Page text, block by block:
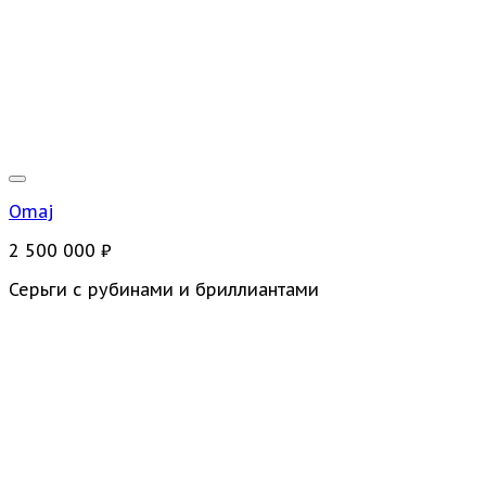
Omaj
2 500 000 ₽
Серьги с рубинами и бриллиантами